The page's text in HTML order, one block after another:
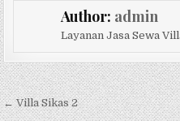
Author: admin
Layanan Jasa Sewa
Navigasi pos
← Villa Sikas 2